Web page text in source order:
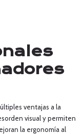
ventajas a la
visual y permiten
la ergonomía al